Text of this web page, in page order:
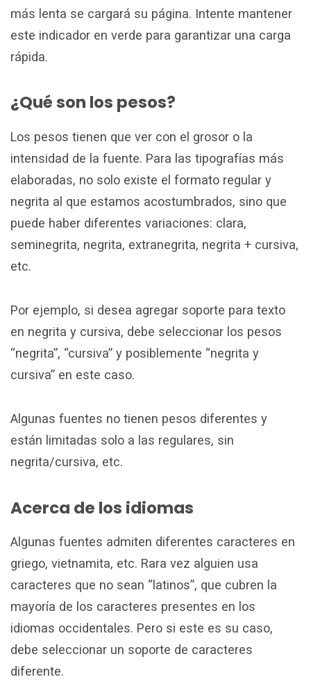
más lenta se cargará su página. Intente mantener
este indicador en verde para garantizar una carga
rápida.
¿Qué son los pesos?
Los pesos tienen que ver con el grosor o la
intensidad de la fuente. Para las tipografías más
elaboradas, no solo existe el formato regular y
negrita al que estamos acostumbrados, sino que
puede haber diferentes variaciones: clara,
seminegrita, negrita, extranegrita, negrita + cursiva,
etc.
Por ejemplo, si desea agregar soporte para texto
en negrita y cursiva, debe seleccionar los pesos
“negrita”, “cursiva” y posiblemente “negrita y
cursiva” en este caso.
Algunas fuentes no tienen pesos diferentes y
están limitadas solo a las regulares, sin
negrita/cursiva, etc.
Acerca de los idiomas
Algunas fuentes admiten diferentes caracteres en
griego, vietnamita, etc. Rara vez alguien usa
caracteres que no sean “latinos”, que cubren la
mayoría de los caracteres presentes en los
idiomas occidentales. Pero si este es su caso,
debe seleccionar un soporte de caracteres
diferente.